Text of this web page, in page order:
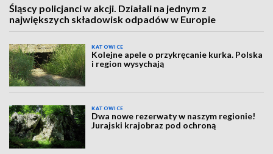
Śląscy policjanci w akcji. Działali na jednym z
największych składowisk odpadów w Europie
KATOWICE
Kolejne apele o przykręcanie kurka. Polska
i region wysychają
KATOWICE
Dwa nowe rezerwaty w naszym regionie!
Jurajski krajobraz pod ochroną